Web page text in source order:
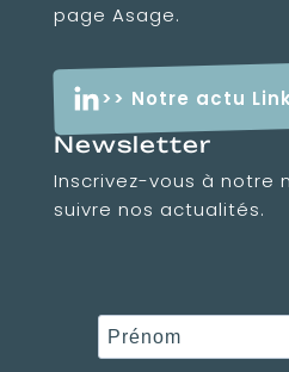
page Asage.
>> Notre actu
Newsletter
Inscrivez-vous à notre
suivre nos actualités.